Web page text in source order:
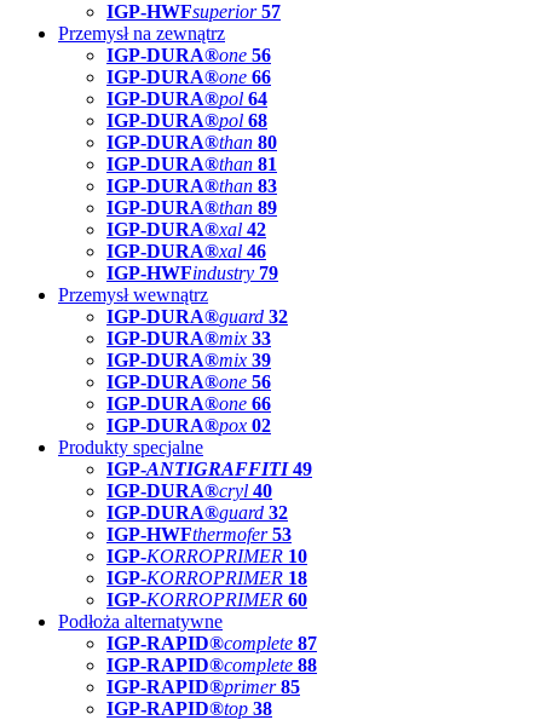
IGP-HWFsuperior 57
Przemysł na zewnątrz
IGP-DURA®one 56
IGP-DURA®one 66
IGP-DURA®pol 64
IGP-DURA®pol 68
IGP-DURA®than 80
IGP-DURA®than 81
IGP-DURA®than 83
IGP-DURA®than 89
IGP-DURA®xal 42
IGP-DURA®xal 46
IGP-HWFindustry 79
Przemysł wewnątrz
IGP-DURA®guard 32
IGP-DURA®mix 33
IGP-DURA®mix 39
IGP-DURA®one 56
IGP-DURA®one 66
IGP-DURA®pox 02
Produkty specjalne
IGP-ANTIGRAFFITI49
IGP-DURA®cryl 40
IGP-DURA®guard 32
IGP-HWFthermofer 53
IGP-KORROPRIMER 10
IGP-KORROPRIMER 18
IGP-KORROPRIMER 60
Podłoża alternatywne
IGP-RAPID®complete 87
IGP-RAPID®complete 88
IGP-RAPID®primer 85
IGP-RAPID®top 38